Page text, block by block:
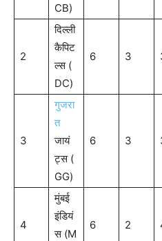
CB)
2
दिल्ली
कैपिट
ल्स (
DC)
6 3
3
गुजरा
त
जायं
ट्स (
GG)
6 3
4
मुंबई
इंडियं
स (M
6 2